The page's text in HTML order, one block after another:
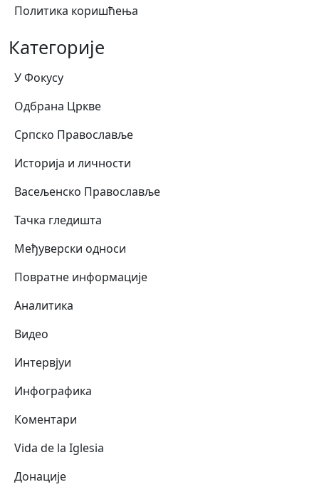
Политика коришћења
Категорије
У Фокусу
Одбрана Цркве
Српско Православље
Историја и личности
Васељенско Православље
Тачка гледишта
Међуверски односи
Повратне информације
Аналитика
Видео
Интервјуи
Инфографика
Коментари
Vida de la Iglesia
Донације